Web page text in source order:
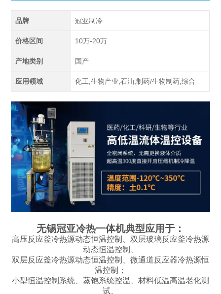
品牌 冠亚制冷
价格区间 10万-20万
产地类别 国产
应用领域 化工,生物产业,石油,制药/生物制药,综合
无锡冠亚冷热一体机典型应用于：
高压反应釜冷热源动态恒温控制、双层玻璃反应釜冷热源
动态恒温控制、
双层反应釜冷热源动态恒温控制、微通道反应器冷热源恒
温控制；
小型恒温控制系统、蒸饱系统控温、材料低温高温老化测
试、